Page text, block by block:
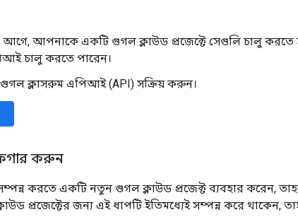
আপনাকে একটি গুগল ক্লাউড প্রজেক্টে সেগুলি চালু
চালু করতে পারেন।
ক্লাসরুম এপিআই (API) সক্রিয় করুন।
করুন
করতে একটি নতুন গুগল ক্লাউড প্রজেক্ট ব্যবহার করেন,
প্রজেক্টের জন্য এই ধাপটি ইতিমধ্যেই সম্পন্ন করে থাকেন,